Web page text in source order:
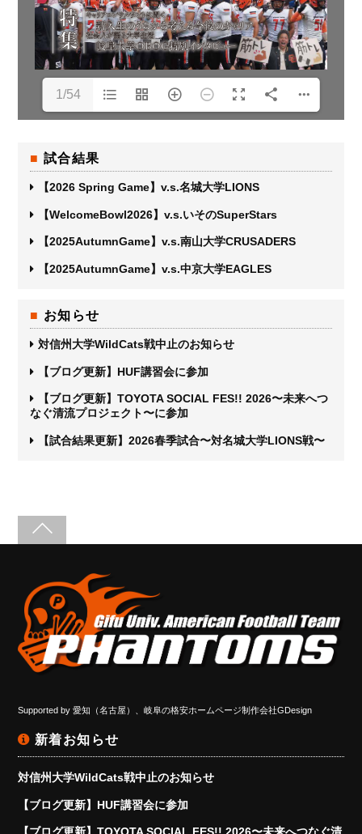
1/54
試合結果
【2026 Spring Game】v.s.名城大学LIONS
【WelcomeBowl2026】v.s.いそのSuperStars
【2025AutumnGame】v.s.南山大学CRUSADERS
【2025AutumnGame】v.s.中京大学EAGLES
お知らせ
対信州大学WildCats戦中止のお知らせ
【ブログ更新】HUF講習会に参加
【ブログ更新】TOYOTA SOCIAL FES!! 2026〜未来へつ
なぐ清流プロジェクト〜に参加
【試合結果更新】2026春季試合〜対名城大学LIONS戦〜
Supported by愛知（名古屋）、岐阜の格安ホームページ制作会社GDesign
新着お知らせ
対信州大学WildCats戦中止のお知らせ
【ブログ更新】HUF講習会に参加